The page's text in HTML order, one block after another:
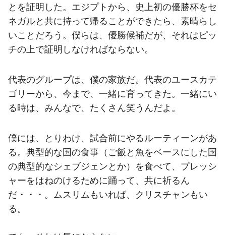
とを証明した。エジプトから、史上初の優勝杯をセ
ネガルと共に持って帰ることができたら、素晴らし
いことだろう。僕らは、優勝候補だが、それはピッ
チの上で証明しなければならない。
代表のグループは、僕の家族だ。代表のユースカテ
ゴリーから、今まで、一緒に育ってきた。一緒にい
る時は、みんなで、たくさん笑うんだよ。
僕には、とりわけ、試合前にやるルーティーンがあ
る。典型的な国の食事（ご飯と魚をベースにした国
の典型的なシェブジェンとか）を食べて、プレッシ
ャーをはねのけるために踊って、共に祈るん
だ・・・。ムスリムもいれば、クリスチャンもい
る。